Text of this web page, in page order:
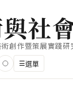
與社
創作暨策展實踐研
☰選單